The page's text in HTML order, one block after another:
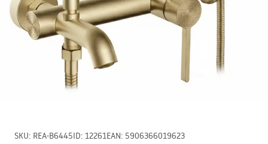
SKU: REA-B6445ID: 12261EAN: 5906366019623